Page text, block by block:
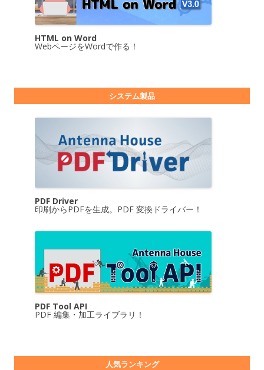
HTML on Word
WebページをWordで作る！
システム製品
PDF Driver
印刷からPDFを生成。PDF 変換ドライバー！
PDF Tool API
PDF 編集・加工ライブラリ！
人気ランキング